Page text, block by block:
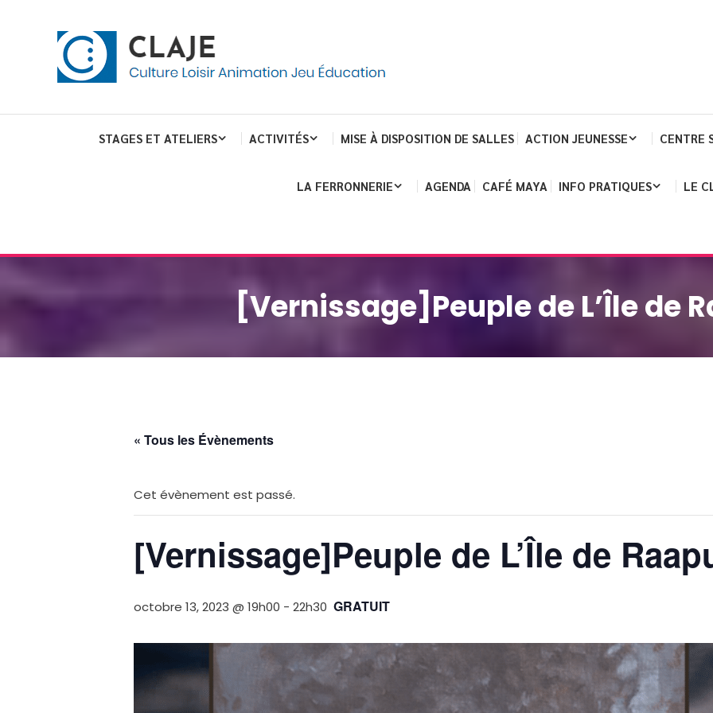
Claje
STAGES ET ATELIERS ACTIVITÉS MISE À DISPOSITION DE SALLES ACTION JEUNESSE CENTRE
LA FERRONNERIE AGENDA CAFÉ MAYA INFO PRATIQUES LE
[Vernissage]Peuple de L’Île de
« Tous les Évènements
Cet évènement est passé.
[Vernissage]Peuple de L’Île de
octobre 13, 2023 @ 19h00 - 22h30 GRATUIT